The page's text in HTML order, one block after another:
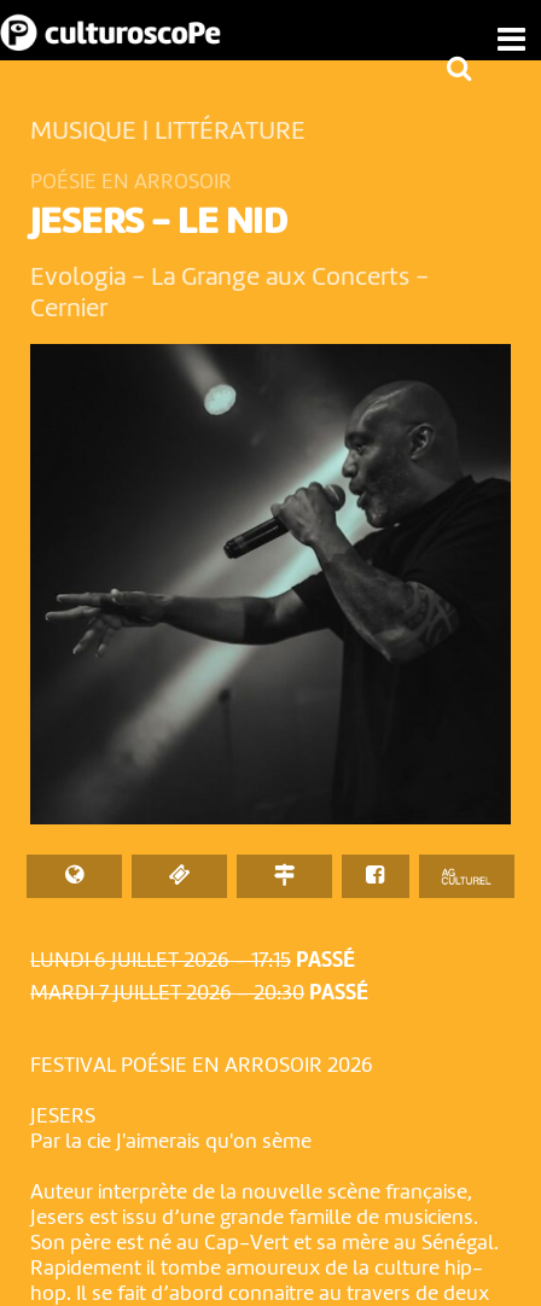
LUNDI 6 JUILLET 2026 – 17:15 PASSÉ
MARDI 7 JUILLET 2026 – 20:30 PASSÉ
MUSIQUE | LITTÉRATURE
POÉSIE EN ARROSOIR
JESERS - LE NID
Evologia - La Grange aux Concerts -
Cernier
FESTIVAL POÉSIE EN ARROSOIR 2026
JESERS
Par la cie J'aimerais qu'on sème
Auteur interprète de la nouvelle scène française,
Jesers est issu d’une grande famille de musiciens.
Son père est né au Cap-Vert et sa mère au Sénégal.
Rapidement il tombe amoureux de la culture hip-
hop. Il se fait d’abord connaitre au travers de deux